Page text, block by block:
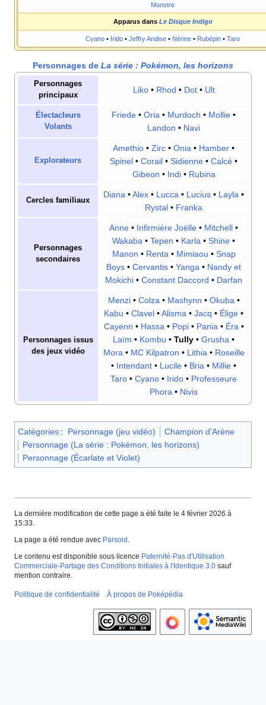
Monstre
Apparus dans Le Disque Indigo
Cyano • Irido • Jeffry Andise • Nérine • Rubépin • Taro
Personnages de La série : Pokémon, les horizons
Personnages
principaux
Liko• Rhod • Dot• Ult
Électacleurs
Volants
Friede • Oria • Murdoch • Mollie •
Landon • Navi
Explorateurs
Amethio • Zirc • Onia • Hamber •
Spinel • Corail • Sidienne • Calcé •
Gibeon • Indi• Rubina
Cercles familiaux
Diana •Alex • Lucca • Lucius • Layla •
Rystal • Franka
Personnages
secondaires
Anne • Infirmière Joëlle • Mitchell •
Wakaba • Tepen • Karla • Shine •
Manon • Renta • Mimiaou • Snap
Boys • Cervantis • Yanga • Nandy et
Mokichi • Constant Daccord • Darfan
Personnages issus
des jeux vidéo
Menzi• Colza • Mashynn • Okuba •
Kabu • Clavel •Alisma • Jacq • Élige •
Cayenn • Hassa • Popi• Pania • Éra •
Laïm • Kombu • Tully • Grusha •
Mora • MC Kilpatron • Lithia • Roseille
• Intendant • Lucile • Bria • Millie •
Taro • Cyano • Irido • Professeure
Phora • Nivis
Catégories : Personnage (jeu vidéo)
Champion d'Arène
Personnage (La série : Pokémon, les horizons)
Personnage (Écarlate et Violet)
La dernière modification de cette page a été faite le 4 février 2026 à
15:33.
La page a été rendue avec Parsoid.
Le contenu est disponible sous licence Paternité-Pas d'Utilisation
Commerciale-Partage des Conditions Initiales à l'Identique 3.0 sauf
mention contraire.
Politique de confidentialité À propos de Poképédia